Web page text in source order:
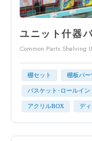
ユニット什器
Common Parts Shelving
棚セット 棚板パー
バスケット･ロールイン
アクリルBOX デ